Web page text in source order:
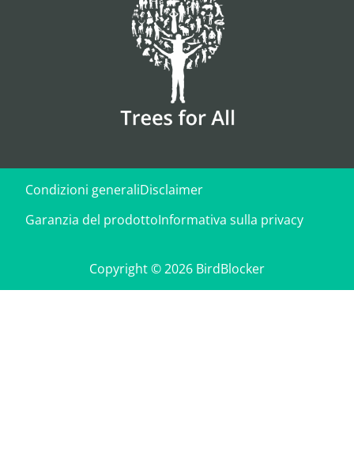
Condizioni generaliDisclaimer
Garanzia del prodottoInformativa sulla privacy
Copyright © 2026 BirdBlocker